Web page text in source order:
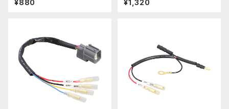
436900】
¥880 ¥1,320